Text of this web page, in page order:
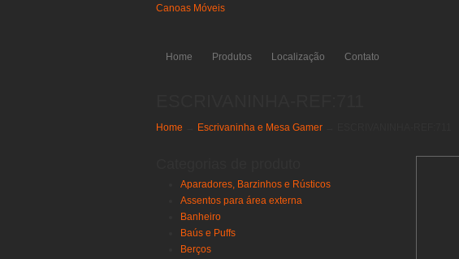
Canoas Móveis
Home Produtos Localização Contato
Home Escrivaninha e Mesa Gamer
Aparadores, Barzinhos e Rústicos
Assentos para área externa
Banheiro
Baús e Puffs
Berços